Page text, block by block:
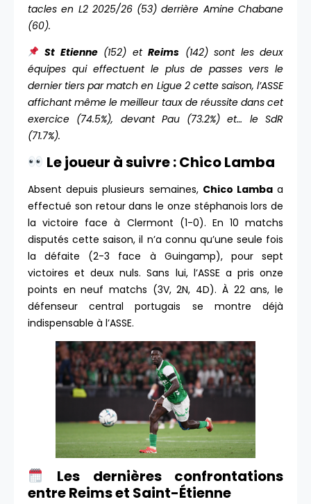
tacles en L2 2025/26 (53) derrière Amine Chabane
(60).
St Etienne(152) etReims (142) sont les deux
équipes qui effectuent le plus de passes vers le
dernier tiers par match en Ligue 2 cette saison, l’ASSE
affichant même le meilleur taux de réussite dans cet
exercice (74.5%), devant Pau (73.2%) et… le SdR
(71.7%).
Le joueur à suivre : Chico Lamba
Absent depuis plusieurs semaines, Chico Lambaa
effectué son retour dans le onze stéphanois lors de
la victoire face à Clermont (1-0). En 10 matchs
disputés cette saison, il n’a connu qu’une seule fois
la défaite (2-3 face à Guingamp), pour sept
victoires et deux nuls. Sans lui, l’ASSE a pris onze
points en neuf matchs (3V, 2N, 4D). À 22 ans, le
défenseur central portugais se montre déjà
indispensable à l’ASSE.
Les dernières confrontations
entre Reims et Saint-Étienne